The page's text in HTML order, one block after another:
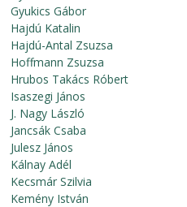
Gyukics Gábor
Hajdú Katalin
Hajdú-Antal Zsuzsa
Hoffmann Zsuzsa
Hrubos Takács Róbert
Isaszegi János
J. Nagy László
Jancsák Csaba
Julesz János
Kálnay Adél
Kecsmár Szilvia
Kemény István